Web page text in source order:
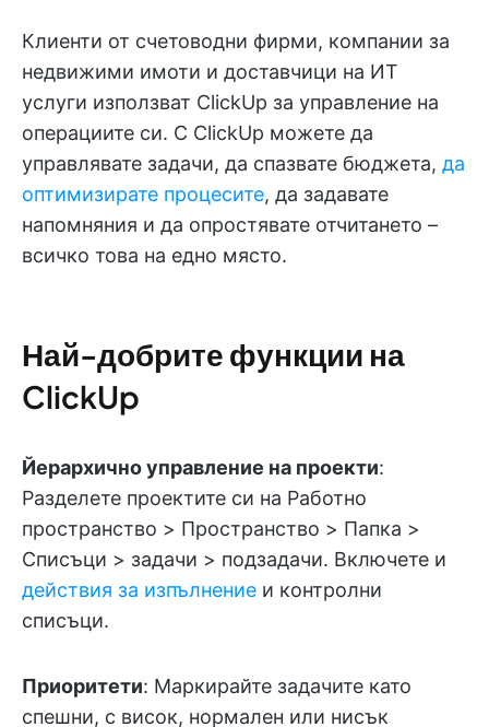
Клиенти от счетоводни фирми, компании за
недвижими имоти и доставчици на ИТ
услуги използват ClickUp за управление на
операциите си. С ClickUp можете да
управлявате задачи, да спазвате бюджета, да
оптимизирате процесите, да задавате
напомняния и да опростявате отчитането –
всичко това на едно място.
Най-добрите функции на
ClickUp
Йерархично управление на проекти:
Разделете проектите си на Работно
пространство > Пространство > Папка >
Списъци > задачи > подзадачи. Включете и
действия за изпълнение и контролни
списъци.
Приоритети: Маркирайте задачите като
спешни, с висок, нормален или нисък